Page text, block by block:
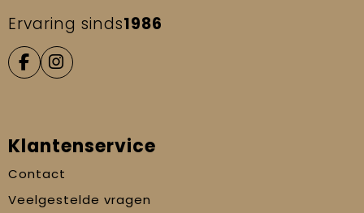
Ervaring sinds1986
Klantenservice
Contact
Veelgestelde vragen